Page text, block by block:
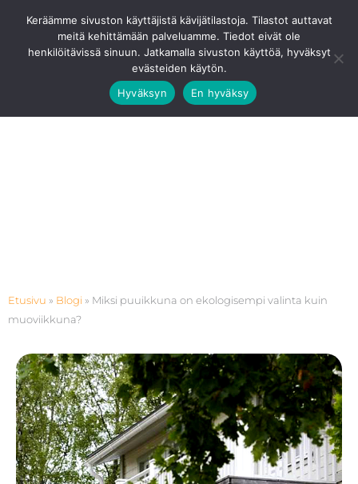
sisältöön
Ota Yhteyttä 0201 8768 80
Etusivu » Blogi » Miksi puuikkuna on ekologisempi valinta kuin
muoviikkuna?
Keräämme sivuston käyttäjistä kävijätilastoja. Tilastot auttavat
meitä kehittämään palveluamme. Tiedot eivät ole
henkilöitävissä sinuun. Jatkamalla sivuston käyttöä, hyväksyt
evästeiden käytön.
Hyväksyn
En hyväksy